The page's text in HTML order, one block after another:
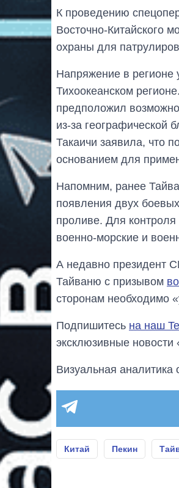
К проведению
Восточно-Китайского
охраны для
Напряжение в регионе
Тихоокеанском
предположил
из-за географической
Такаичи заявила, что
основанием для
Напомним, ранее
появления двух
проливе. Для
военно-морские и
А недавно президент
Тайваню с призывом
сторонам необходимо
Подпишитесь на наш
эксклюзивные
Визуальная
Китай Пекин